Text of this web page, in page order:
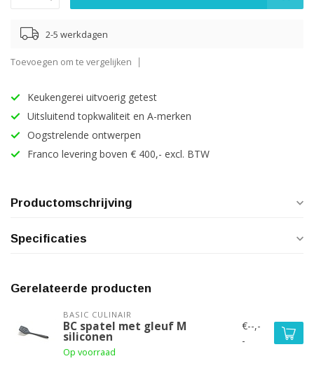
2-5 werkdagen
Toevoegen om te vergelijken
Keukengerei uitvoerig getest
Uitsluitend topkwaliteit en A-merken
Oogstrelende ontwerpen
Franco levering boven € 400,- excl. BTW
Productomschrijving
Specificaties
Gerelateerde producten
BASIC CULINAIR
BC spatel met gleuf M
siliconen
Op voorraad
€--,-
-